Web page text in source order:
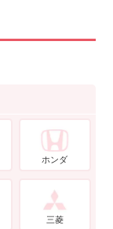
ホンダ
三菱